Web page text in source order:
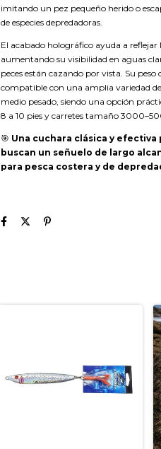
imitando un pez pequeño herido o
de especies depredadoras.
El acabado holográfico ayuda a reflejar
aumentando su visibilidad en aguas
peces están cazando por vista. Su peso
compatible con una amplia variedad
medio pesado, siendo una opción
8 a 10 pies y carretes tamaño
🎯 Una cuchara clásica y efectiva
buscan un señuelo de largo
para pesca costera y de